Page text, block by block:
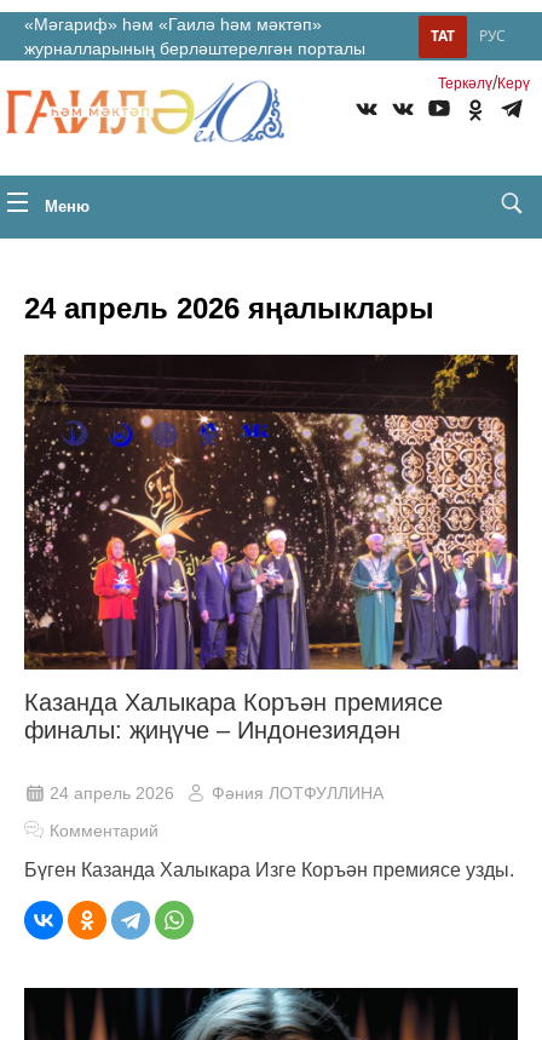
«Мәгариф» һәм «Гаилә һәм мәктәп»
журналларының берләштерелгән порталы
РУС
ТАТ
Теркəлү/Керү
Меню
24 апрель 2026 яңалыклары
Казанда Халыкара Коръән премиясе
финалы: җиңүче – Индонезиядән
24 апрель 2026
Фәния ЛОТФУЛЛИНА
Комментарий
Бүген Казанда Халыкара Изге Коръән премиясе узды.